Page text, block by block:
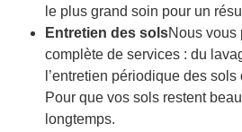
le plus grand soin pour un
Entretien des solsNous vous
complète de services : du
l’entretien périodique des
Pour que vos sols restent
longtemps.